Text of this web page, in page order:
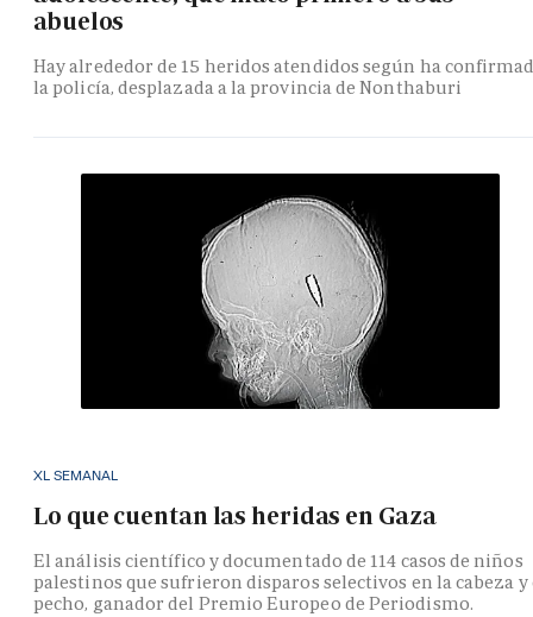
abuelos
Hay alrededor de 15 heridos atendidos según ha
la policía, desplazada a la provincia de Nonthaburi
XL SEMANAL
Lo que cuentan las heridas en Gaza
El análisis científico y documentado de 114 casos de niños
palestinos que sufrieron disparos selectivos en la cabeza y
pecho, ganador del Premio Europeo de Periodismo.